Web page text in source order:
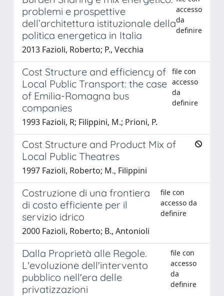
problemi e prospettive
dell’architettura istituzionale della
politica energetica in Italia
accesso
da
definire
2013 Fazioli, Roberto; P., Vecchia
Cost Structure and efficiency of
Local Public Transport: the case
of Emilia-Romagna bus
companies
file con
accesso
da
definire
1993 Fazioli, R; Filippini, M.; Prioni, P.
Cost Structure and Product Mix of
Local Public Theatres
1997 Fazioli, Roberto; M., Filippini
Costruzione di una frontiera
di costo efficiente per il
servizio idrico
file con
accesso da
definire
2000 Fazioli, Roberto; B., Antonioli
Dalla Proprietà alle Regole.
L'evoluzione dell'intervento
pubblico nell'era delle
privatizzazioni
file con
accesso
da
definire